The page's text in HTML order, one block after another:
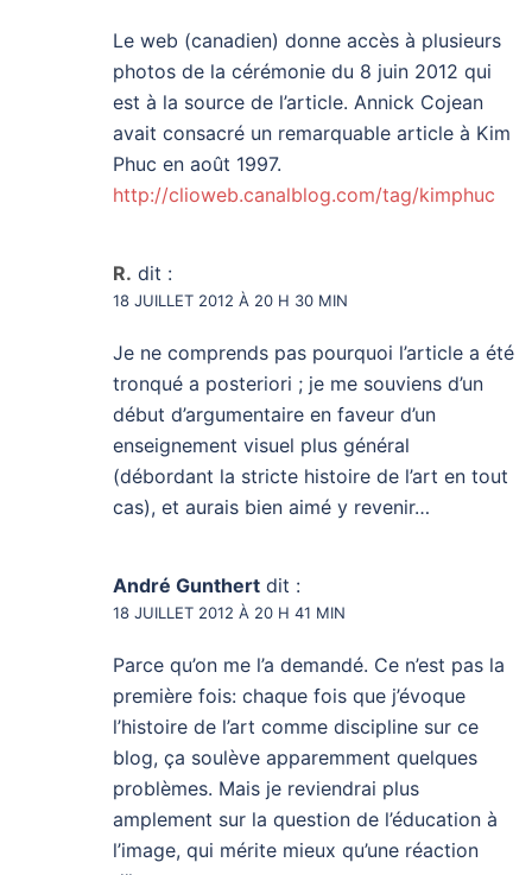
Le web (canadien) donne accès à plusieurs
photos de la cérémonie du 8 juin 2012 qui
est à la source de l’article. Annick Cojean
avait consacré un remarquable article à Kim
Phuc en août 1997.
http://clioweb.canalblog.com/tag/kimphuc
R. dit :
18 JUILLET 2012 À 20 H 30 MIN
Je ne comprends pas pourquoi l’article a été
tronqué a posteriori ; je me souviens d’un
début d’argumentaire en faveur d’un
enseignement visuel plus général
(débordant la stricte histoire de l’art en tout
cas), et aurais bien aimé y revenir…
André Gunthert dit :
18 JUILLET 2012 À 20 H 41 MIN
Parce qu’on me l’a demandé. Ce n’est pas la
première fois: chaque fois que j’évoque
l’histoire de l’art comme discipline sur ce
blog, ça soulève apparemment quelques
problèmes. Mais je reviendrai plus
amplement sur la question de l’éducation à
l’image, qui mérite mieux qu’une réaction